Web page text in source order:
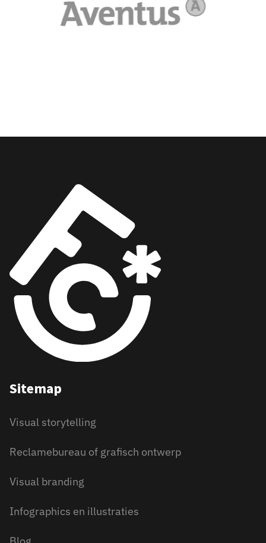
Sitemap
Visual storytelling
Reclamebureau of grafisch ontwerp
Visual branding
Infographics en illustraties